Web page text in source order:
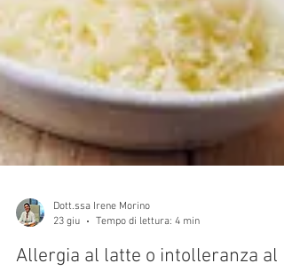
Dott.ssa Irene Morino
23 giu
Tempo di lettura: 4 min